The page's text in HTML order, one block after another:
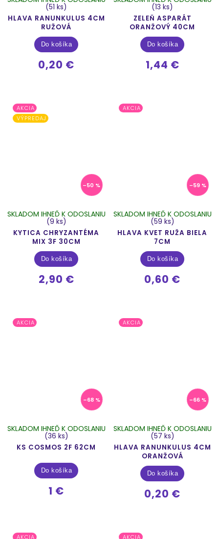
HLAVA RANUNKULUS 4CM
RUŽOVÁ
(51 ks)
0,20 €
Do košíka
ZELEŇ ASPARÁT
ORANŽOVÝ 40CM
(13 ks)
1,44 €
Do košíka
AKCIA
VÝPREDAJ
–50 %
KYTICA CHRYZANTÉMA
MIX 3F 30CM
SKLADOM IHNEĎ K ODOSLANIU
(9 ks)
2,90 €
Do košíka
AKCIA
–59 %
HLAVA KVET RUŽA BIELA
7CM
SKLADOM IHNEĎ K ODOSLANIU
(59 ks)
0,60 €
Do košíka
AKCIA
–68 %
KS COSMOS 2F 62CM
SKLADOM IHNEĎ K ODOSLANIU
(36 ks)
1 €
Do košíka
AKCIA
–66 %
HLAVA RANUNKULUS 4CM
ORANŽOVÁ
SKLADOM IHNEĎ K ODOSLANIU
(57 ks)
0,20 €
Do košíka
AKCIA AKCIA